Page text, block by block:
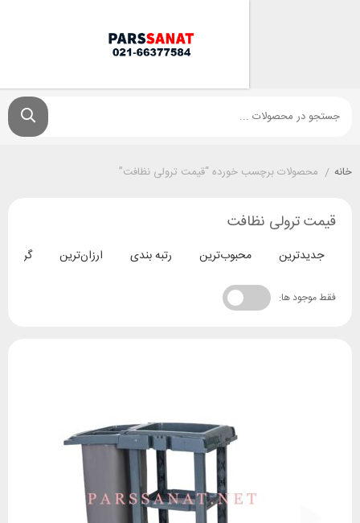
برچسب خورده “قیمت ترولی نظافت”
نظافت
محبوب‌ترین رتبه بندی ارزان‌ترین گران‌ترین
ها: